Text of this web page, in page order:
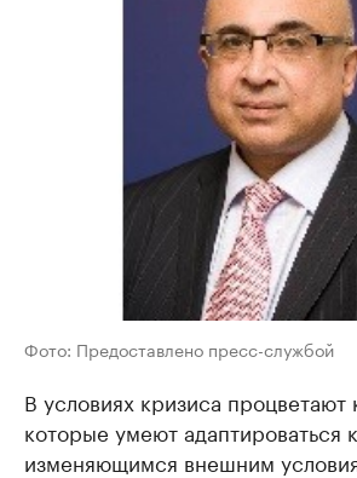
Фото: Предоставлено пресс-службой
В условиях кризиса процветают
которые умеют адаптироваться
изменяющимся внешним